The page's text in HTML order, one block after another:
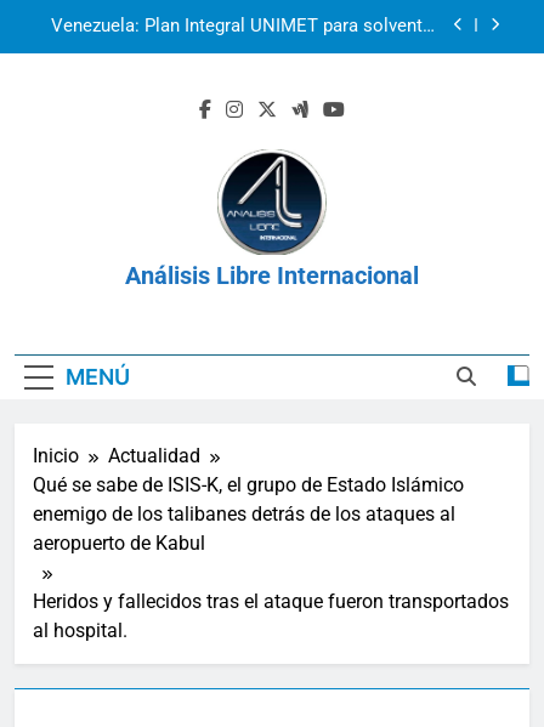
Venezuela: Plan Integral UNIMET para solventar
La prisión como herramienta de control:
Venezuela, Cuba y Nicaragua 2026
Venezuela: Plan Integral UNIMET para solventar
la crisis apocalíptica de La Guaira
Análisis Libre Internacional
MENÚ
Inicio
Actualidad
Qué se sabe de ISIS-K, el grupo de Estado Islámico
enemigo de los talibanes detrás de los ataques al
aeropuerto de Kabul
Heridos y fallecidos tras el ataque fueron transportados
al hospital.